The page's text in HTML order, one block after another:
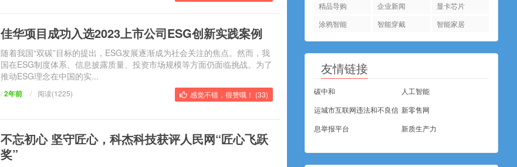
佳华项目成功入选2023上市公司ESG创新实践案例
随着我国“双碳”目标的提出，ESG发展逐渐成为社会关注的焦点。然而，我
国在ESG制度体系、信息披露质量、投资市场规模等方面仍面临挑战。为了
推动ESG理念在中国的实...
/2年前 / 感觉不错，很赞哦！ (33)
阅读(1225)
不忘初心 坚守匠心，科杰科技获评人民网“匠心飞跃
奖”
精品导购
企业新闻
显卡芯片
涂鸦智能
智能穿戴 智能家居
友情链接
碳中和
人工智能
运城市互联网违法和不良信
息举报平台
新零售网
新质生产力